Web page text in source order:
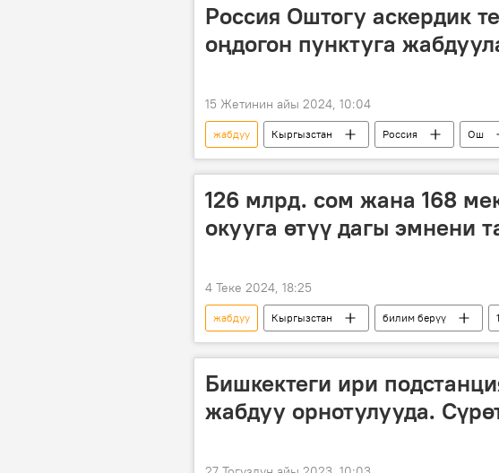
Россия Оштогу аскердик
оңдогон пунктуга
15 Жетинин айы 2024, 10:04
жабдуу Кыргызстан Россия Ош
техника
жардам Видео
126 млрд. сом жана 168
окууга өтүү дагы эмнени
4 Теке 2024, 18:25
жабдуу Кыргызстан билим берүү
инфраструктура
Билим берүү жана илим
Бишкектеги ири
жабдуу орнотулууда.